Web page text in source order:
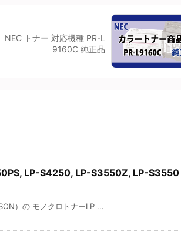
NEC トナー 対応機種 PR-L
9160C 純正品
LP-S4250, LP-S3550Z, LP-S3550
）の モノクロトナーLP ...